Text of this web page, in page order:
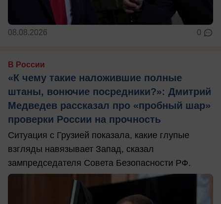
08.08.2026 0
В России
«К чему такие наложившие полные
штаны, вонючие посредники?»: Дмитрий
Медведев рассказал про «пробный шар»
проверки России на прочность
Ситуация с Грузией показала, какие глупые
взгляды навязывает Запад, сказал
зампредседателя Совета Безопасности РФ.